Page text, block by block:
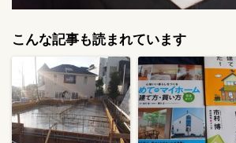
こんな記事も読まれています